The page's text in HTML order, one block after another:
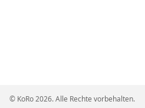
© KoRo 2026. Alle Rechte vorbehalten.